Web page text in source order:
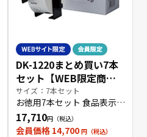
DK-1220まとめ買い7本
セット【WEB限定商
品】
サイズ：7本セット
お徳用7本セット 食品表示ラ
ベル
17,710
会員価格 14,700